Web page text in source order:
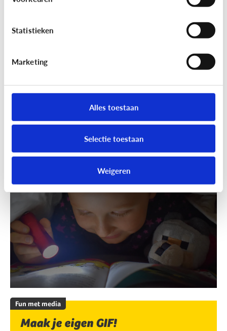
Statistieken
Marketing
Alles toestaan
Selectie toestaan
Weigeren
Speels bijleren met een educatieve
Fun met media
Maak je eigen GIF!